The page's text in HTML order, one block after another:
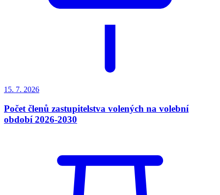
15. 7. 2026
Počet členů zastupitelstva volených na volební
období 2026-2030